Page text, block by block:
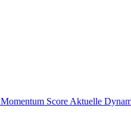
Momentum Score Aktuelle